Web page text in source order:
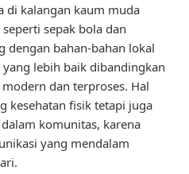
di kalangan kaum muda
sepak bola dan
dengan bahan-bahan lokal
lebih baik dibandingkan
dan terproses. Hal
kesehatan fisik tetapi juga
komunitas, karena
yang mendalam